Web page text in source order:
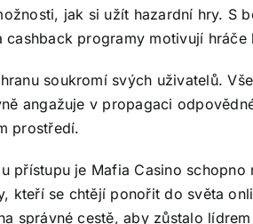
jak si užít hazardní hry.
programy motivují
soukromí svých uživatelů.
angažuje v propagaci
prostředí.
přístupu je Mafia Casino
kteří se chtějí ponořit do světa
správné cestě, aby zůstalo